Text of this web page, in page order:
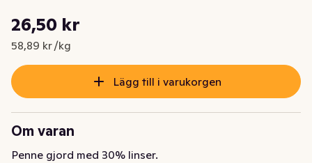
Nuvarande pris är: 26,50 kr
26,50 kr
58,89 kr /kg
Styckpris: 58,89 kr /kg
Lägg till i varukorgen
Om varan
Penne gjord med 30% linser.